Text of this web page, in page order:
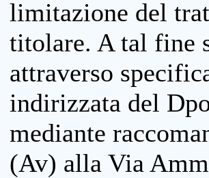
limitazione del
titolare. A tal fine
attraverso
indirizzata del
mediante
(Av) alla Via